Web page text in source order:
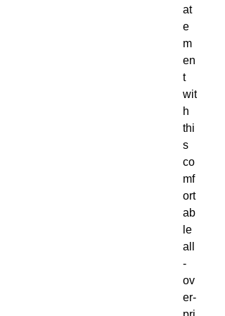
at
e
m
en
t
wit
h
thi
s
co
mf
ort
ab
le
all
-
ov
er-